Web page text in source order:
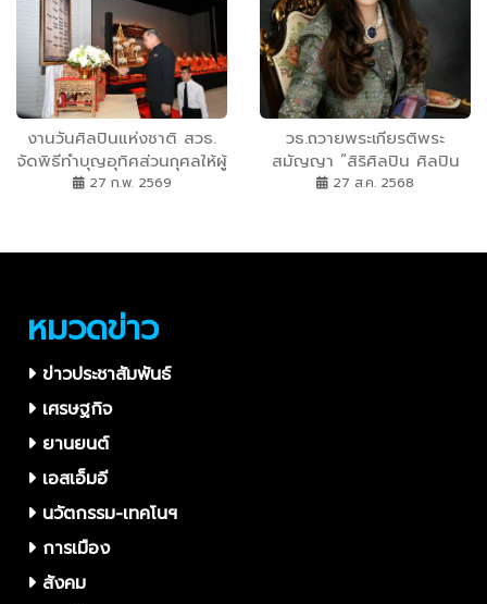
งานวันศิลปินแห่งชาติ สวธ.
จัดพิธีทำบุญอุทิศส่วนกุศลให้ผู้
วายชนม์ และเสวนา หัวข้อ
27 ก.พ. 2569
วธ.ถวายพระเกียรติพระ
สมัญญา “สิริศิลปิน ศิลปิน
แห่งชาติ “ศ.ดร. สมเด็จ
กุมารี กรมพระศรีสวางควัฒน
27 ส.ค. 2568
หมวดข่าว
ข่าวประชาสัมพันธ์
เศรษฐกิจ
ยานยนต์
เอสเอ็มอี
นวัตกรรม-เทคโนฯ
การเมือง
สังคม